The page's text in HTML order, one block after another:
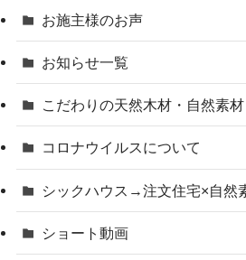
お施主様のお声
お知らせ一覧
こだわりの天然木材・自然素材
コロナウイルスについて
シックハウス→注文住宅×自然
ショート動画